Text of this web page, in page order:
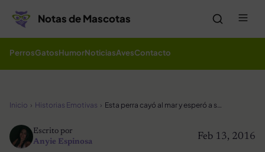
Notas de Mascotas
PerrosGatosHumorNoticiasAvesContacto
Inicio Historias Emotivas Esta perra cayó al mar y esperó a su familia en el muelle por un mes pero nunca llegaron
Feb 13, 2016
Escrito por
Anyie Espinosa